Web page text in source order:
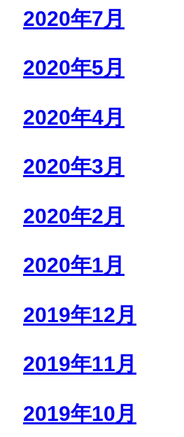
2020年7月
2020年5月
2020年4月
2020年3月
2020年2月
2020年1月
2019年12月
2019年11月
2019年10月